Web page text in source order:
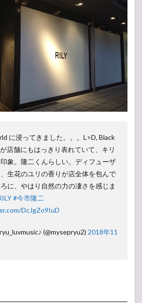
に浸ってきました。。。L>D, Black
店舗にもはっきり表れていて、キリ
象。隆二くんらしい。ディフューザ
生花のユリの香りが店全体を包んで
に、やはり自然の力の凄さを感じま
#今市隆二
DcJgZo9IuD
(@mysepryu2) 2018年11